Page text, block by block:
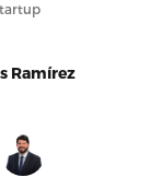
Ramírez